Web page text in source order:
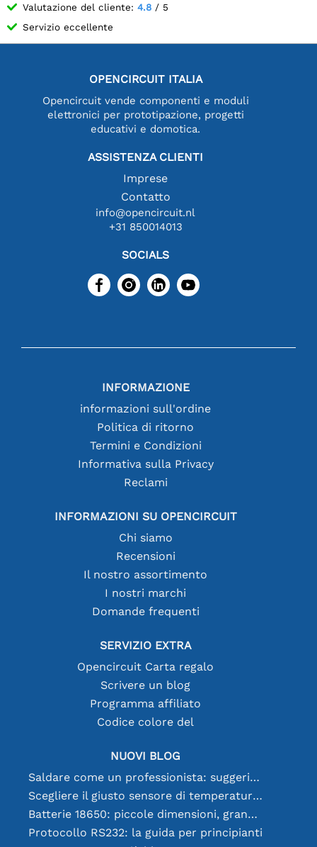
Valutazione del cliente: 4.8 / 5
Servizio eccellente
OPENCIRCUIT ITALIA
Opencircuit vende componenti e moduli
elettronici per prototipazione, progetti
educativi e domotica.
ASSISTENZA CLIENTI
Imprese
Contatto
info@opencircuit.nl
+31 850014013
SOCIALS
INFORMAZIONE
informazioni sull'ordine
Politica di ritorno
Termini e Condizioni
Informativa sulla Privacy
Reclami
INFORMAZIONI SU OPENCIRCUIT
Chi siamo
Recensioni
Il nostro assortimento
I nostri marchi
Domande frequenti
SERVIZIO EXTRA
Opencircuit Carta regalo
Scrivere un blog
Programma affiliato
Codice colore del
NUOVI BLOG
Saldare come un professionista: suggerimenti per connessioni elettroniche perfette
Scegliere il giusto sensore di temperatura [youtube]
Batterie 18650: piccole dimensioni, grandi prestazioni
Protocollo RS232: la guida per principianti